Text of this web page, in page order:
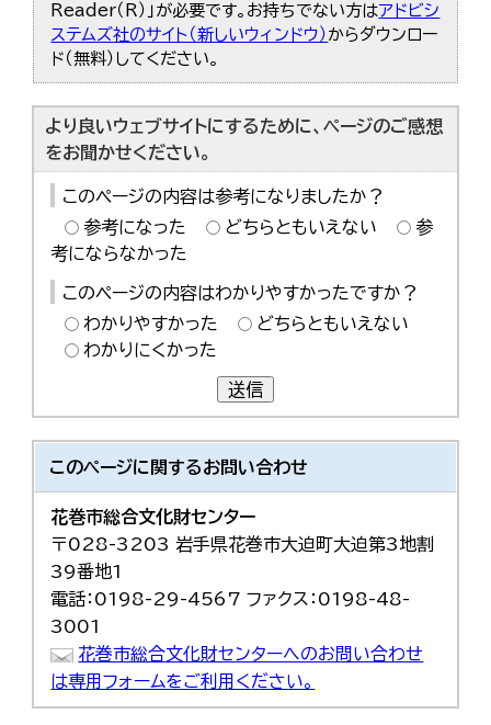
Reader（R）」が必要です。お持ちでない方はアドビシ
ステムズ社のサイト（新しいウィンドウ） からダウンロー
ド（無料）してください。
より良いウェブサイトにするために、ページのご感想
をお聞かせください。
このページの内容は参考になりましたか？
参考になった
どちらともいえない
参
考にならなかった
このページの内容はわかりやすかったですか？
わかりやすかった
どちらともいえない
わかりにくかった
送信
このページに関するお問い合わせ
花巻市総合文化財センター
〒028-3203 岩手県花巻市大迫町大迫第3地割
39番地1
電話：0198-29-4567 ファクス：0198-48-
3001
花巻市総合文化財センターへのお問い合わせ
は専用フォームをご利用ください。